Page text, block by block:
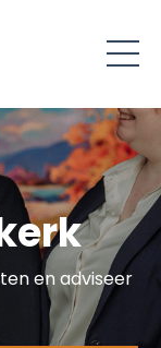
en adviseer